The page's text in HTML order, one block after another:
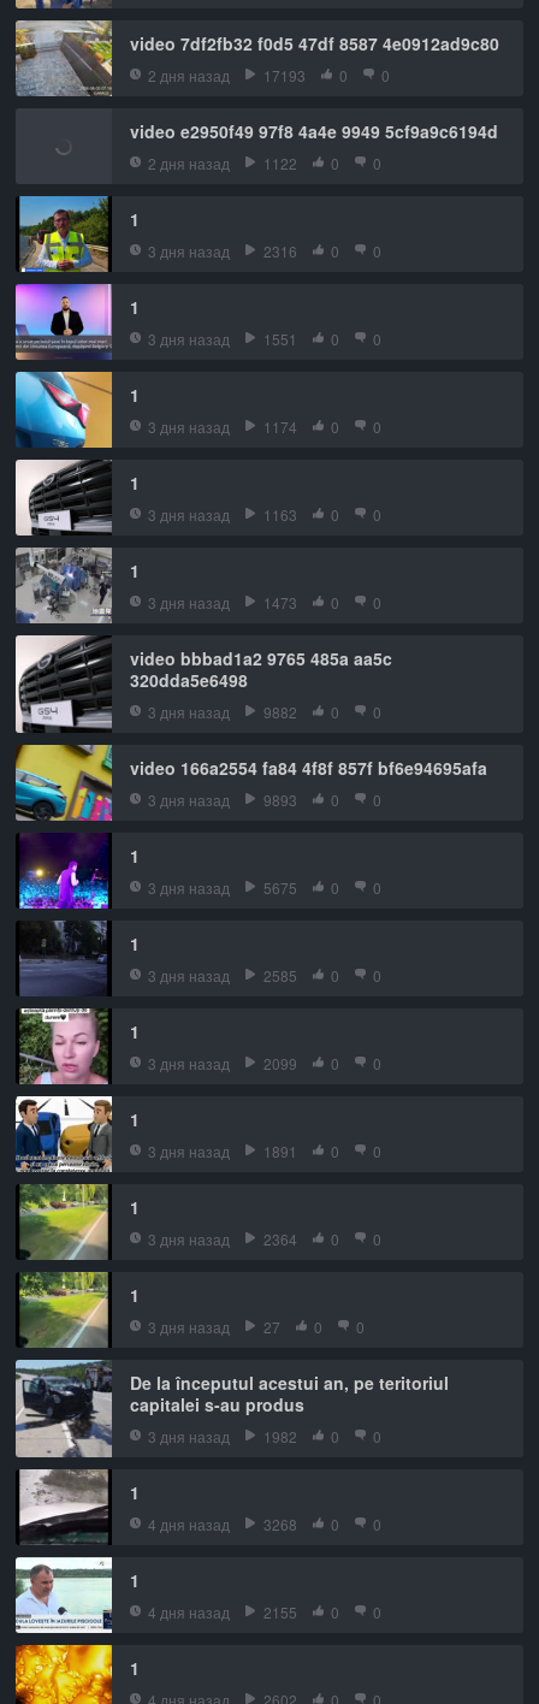
video 7df2fb32 f0d5 47df 8587 4e0912ad9c80
2 дня назад 17193 0 0
video e2950f49 97f8 4a4e 9949 5cf9a9c6194d
2 дня назад 1122 0 0
1
3 дня назад 2316 0 0
1
3 дня назад 1551 0 0
1
3 дня назад 1174 0 0
1
3 дня назад 1163 0 0
1
3 дня назад 1473 0 0
video bbbad1a2 9765 485a aa5c
320dda5e6498
3 дня назад 9882 0 0
video 166a2554 fa84 4f8f 857f bf6e94695afa
3 дня назад 9893 0 0
1
3 дня назад 5675 0 0
1
3 дня назад 2585 0 0
1
3 дня назад 2099 0 0
1
3 дня назад 1891 0 0
1
3 дня назад 2364 0 0
1
3 дня назад 27 0 0
De la începutul acestui an, pe teritoriul
capitalei s-au produs
3 дня назад 1982 0 0
1
4 дня назад 3268 0 0
1
4 дня назад 2155 0 0
1
4 дня назад 2602 0 0